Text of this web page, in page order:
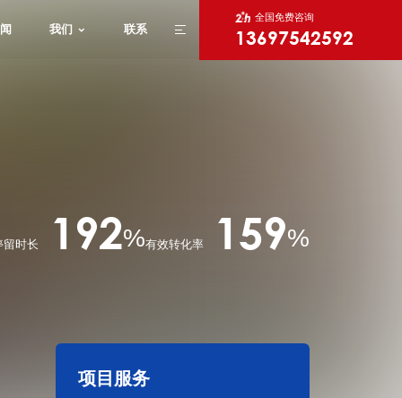
我们 联系
全国免费咨询
13697542592
留时长 192%有效转化率 159%
项目服务